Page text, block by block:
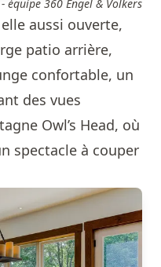
équipe 360 Engel & Volkers
aussi ouverte,
patio arrière,
confortable, un
des vues
Owl’s Head, où
spectacle à couper